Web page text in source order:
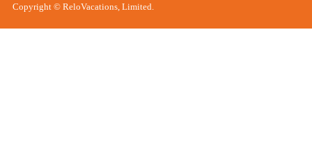
Copyright © ReloVacations, Limited.